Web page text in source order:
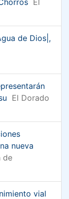
de Dios|,
El Dorado
nueva
de
vial